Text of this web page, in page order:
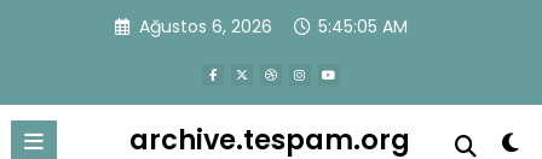
Ağustos 6, 2026 5:45:05 AM
archive.tespam.org